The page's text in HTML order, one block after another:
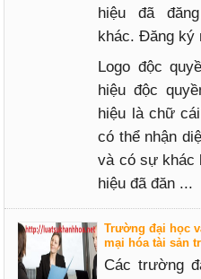
hiệu đã
khác. Đăng ký
Logo độc
hiệu độc
hiệu là chữ
có thể nhận
và có sự khác
hiệu đã đăn ...
Trường đại học
mại hóa tài sản
Các trường